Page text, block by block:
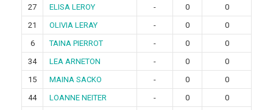
27 ELISA LEROY - 0
0
21
OLIVIA LERAY - 0
0
6
TAINA PIERROT - 0
0
34
LEA ARNETON - 0
0
15
MAINA SACKO - 0
0
44
LOANNE NEITER - 0
0